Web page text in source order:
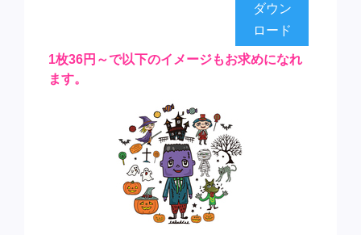
ダウン
ロード
1枚36円～で以下のイメージもお求めになれ
ます。